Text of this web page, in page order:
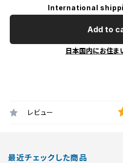
International
Add to
日本国内にお住ま
レビュー
最近チェックした商品